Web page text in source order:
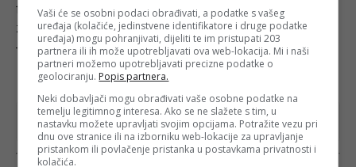
fotografija i ilustracija te odgovarajućim
znanstvenim aparatom, a obogaćena je i dodatkom
– Leksikonom uglednih Varešana.
(Tuzlainfo.ba)
Dodajte tuzlainfo.ba među omiljene izvore na
Googleu
Vaši će se osobni podaci obrađivati, a podatke s vašeg
uređaja (kolačiće, jedinstvene identifikatore i druge podatke
uređaja) mogu pohranjivati, dijeliti te im pristupati 203
partnera ili ih može upotrebljavati ova web-lokacija. Mi i naši
partneri možemo upotrebljavati precizne podatke o
geolociranju. Popis partnera.
Neki dobavljači mogu obrađivati vaše osobne podatke na
temelju legitimnog interesa. Ako se ne slažete s tim, u
nastavku možete upravljati svojim opcijama. Potražite vezu pri
dnu ove stranice ili na izborniku web-lokacije za upravljanje
pristankom ili povlačenje pristanka u postavkama privatnosti i
kolačića.